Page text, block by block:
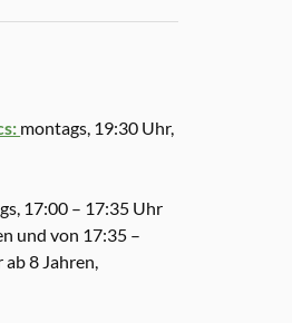
montags, 19:30 Uhr,
17:00 – 17:35 Uhr
und von 17:35 –
8 Jahren,